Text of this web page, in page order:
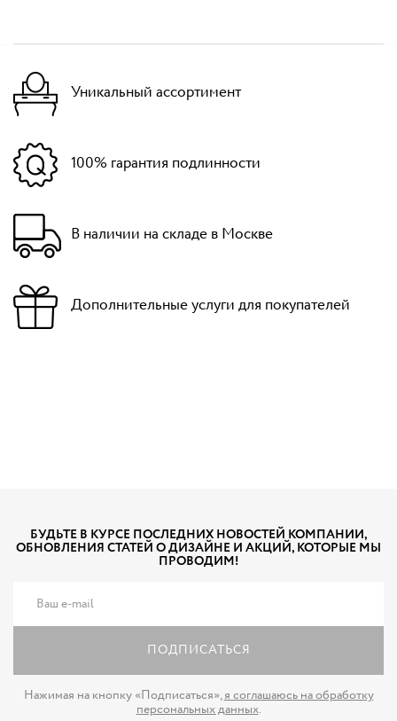
Уникальный ассортимент
100% гарантия подлинности
В наличии на складе в Москве
Дополнительные услуги для покупателей
БУДЬТЕ В КУРСЕ ПОСЛЕДНИХ НОВОСТЕЙ КОМПАНИИ,
ОБНОВЛЕНИЯ СТАТЕЙ О ДИЗАЙНЕ И АКЦИЙ, КОТОРЫЕ МЫ
ПРОВОДИМ!
ПОДПИСАТЬСЯ
Нажимая на кнопку «Подписаться»,я соглашаюсь на обработку
персональных данных.